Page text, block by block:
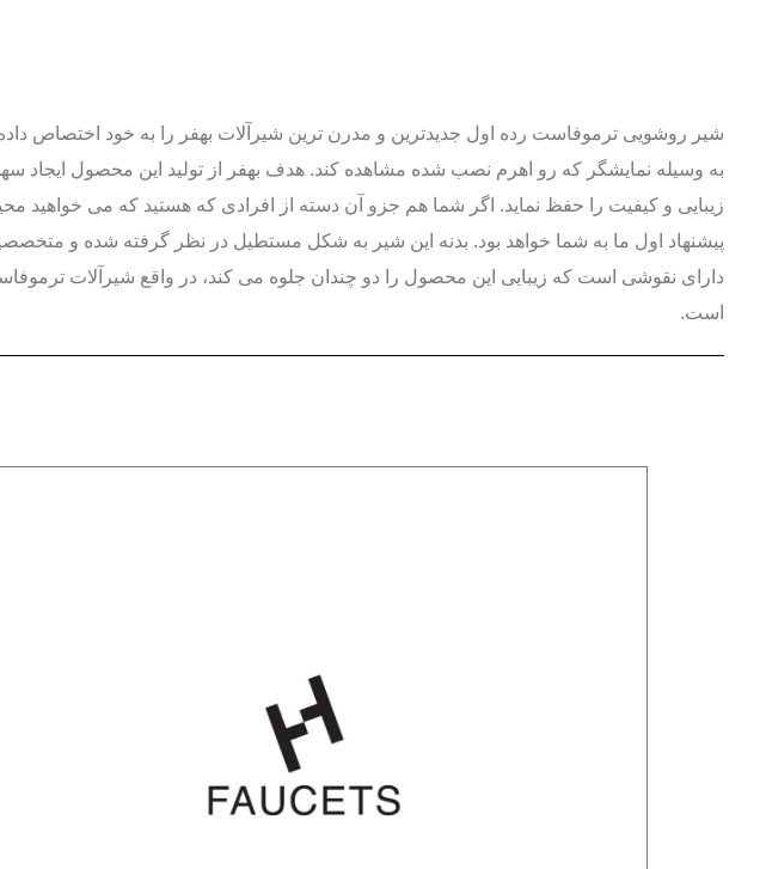
شیر روشویی ترموفاست رده اول جدیدترین و مدرن ترین شیرآلات بهفر را به خود اختصاص
به وسیله نمایشگر که رو اهرم نصب شده مشاهده کند. هدف بهفر از تولید این محصول
زیبایی و کیفیت را حفظ نماید. اگر شما هم جزو آن دسته از افرادی که هستید که می خواهید
دارای نقوشی است که زیبایی این محصول را دو چندان جلوه می کند، در واقع شیرآلات
است.